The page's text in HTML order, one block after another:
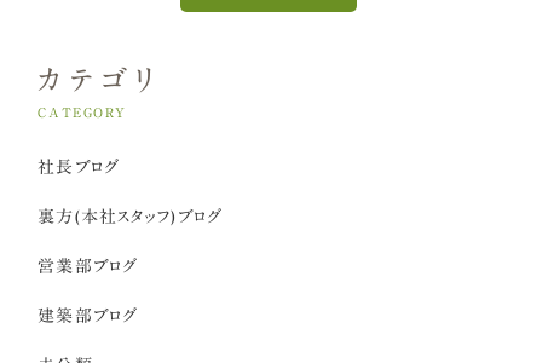
カテゴリ
CATEGORY
社長ブログ
裏方(本社スタッフ)ブログ
営業部ブログ
建築部ブログ